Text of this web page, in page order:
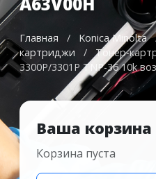
Главная / Konica Minolta
картриджи
/
Тонер-
3300P/3301P TNP-36 10k
Ваша корзина
Корзина пуста